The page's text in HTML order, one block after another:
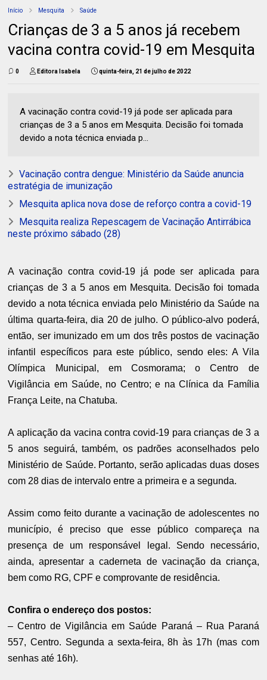
Início Mesquita Saúde
Crianças de 3 a 5 anos já recebem
vacina contra covid-19 em Mesquita
0 Editora Isabela quinta-feira, 21 de julho de 2022
A vacinação contra covid-19 já pode ser aplicada para
crianças de 3 a 5 anos em Mesquita. Decisão foi tomada
devido a nota técnica enviada p...
Vacinação contra dengue: Ministério da Saúde anuncia
estratégia de imunização
Mesquita aplica nova dose de reforço contra a covid-19
Mesquita realiza Repescagem de Vacinação Antirrábica
neste próximo sábado (28)
A vacinação contra covid-19 já pode ser aplicada para
crianças de 3 a 5 anos em Mesquita. Decisão foi tomada
devido a nota técnica enviada pelo Ministério da Saúde na
última quarta-feira, dia 20 de julho. O público-alvo poderá,
então, ser imunizado em um dos três postos de vacinação
infantil específicos para este público, sendo eles: A Vila
Olímpica Municipal, em Cosmorama; o Centro de
Vigilância em Saúde, no Centro; e na Clínica da Família
França Leite, na Chatuba.
A aplicação da vacina contra covid-19 para crianças de 3 a
5 anos seguirá, também, os padrões aconselhados pelo
Ministério de Saúde. Portanto, serão aplicadas duas doses
com 28 dias de intervalo entre a primeira e a segunda.
Assim como feito durante a vacinação de adolescentes no
município, é preciso que esse público compareça na
presença de um responsável legal. Sendo necessário,
ainda, apresentar a caderneta de vacinação da criança,
bem como RG, CPF e comprovante de residência.
Confira o endereço dos postos:
– Centro de Vigilância em Saúde Paraná – Rua Paraná
557, Centro. Segunda a sexta-feira, 8h às 17h (mas com
senhas até 16h).